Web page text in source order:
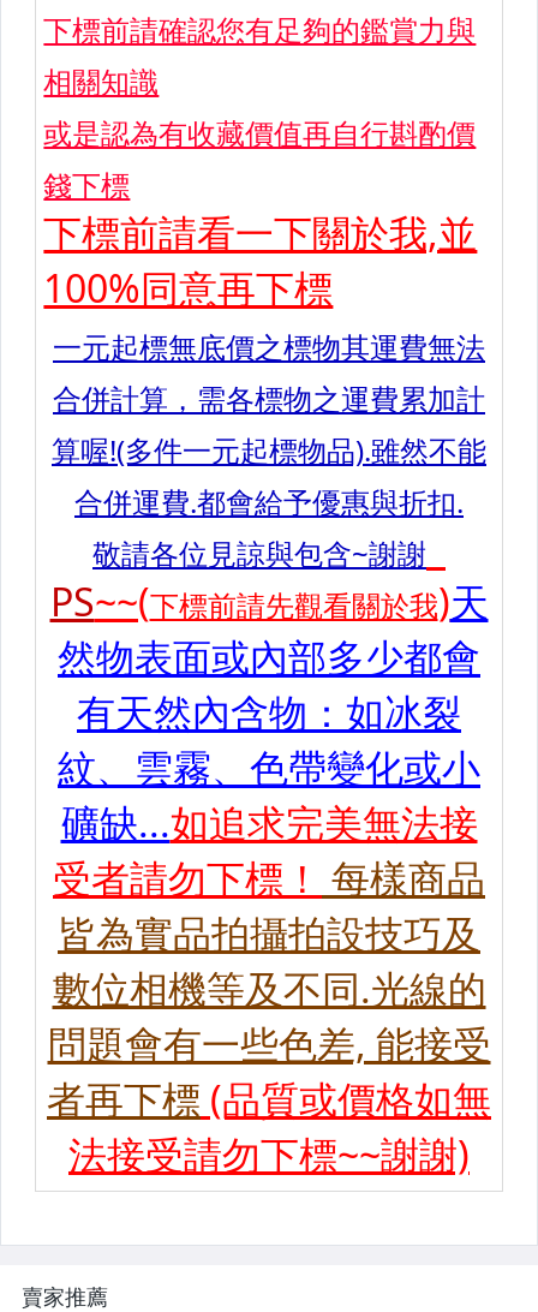
賣家推薦